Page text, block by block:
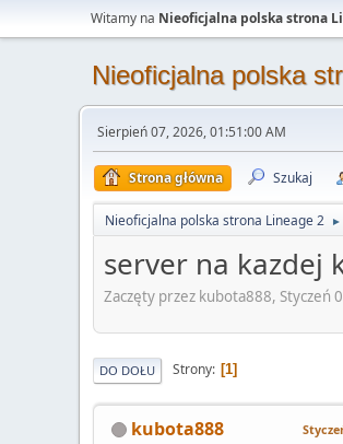
Witamy na Nieoficjalna polska strona
Nieoficjalna polska
Sierpień 07, 2026, 01:51:00 AM
Strona główna Szukaj
Nieoficjalna polska strona Lineage 2 ►
server na kazdej
Zaczęty przez kubota888, Styczeń
DO DOŁU Strony 1
kubota888